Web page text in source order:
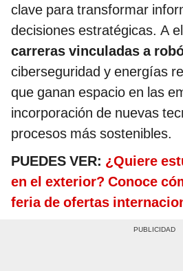
clave para transformar
decisiones estratégicas. A
carreras vinculadas a
ciberseguridad y energías
que ganan espacio en las
incorporación de nuevas
procesos más sostenibles.
PUEDES VER: ¿Quiere
en el exterior? Conoce
feria de ofertas